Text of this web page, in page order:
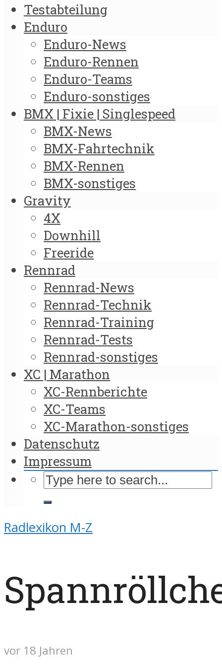
Testabteilung
Enduro
Enduro-News
Enduro-Rennen
Enduro-Teams
Enduro-sonstiges
BMX | Fixie | Singlespeed
BMX-News
BMX-Fahrtechnik
BMX-Rennen
BMX-sonstiges
Gravity
4X
Downhill
Freeride
Rennrad
Rennrad-News
Rennrad-Technik
Rennrad-Training
Rennrad-Tests
Rennrad-sonstiges
XC | Marathon
XC-Rennberichte
XC-Teams
XC-Marathon-sonstiges
Datenschutz
Impressum
Radlexikon M-Z
vor 18 Jahren